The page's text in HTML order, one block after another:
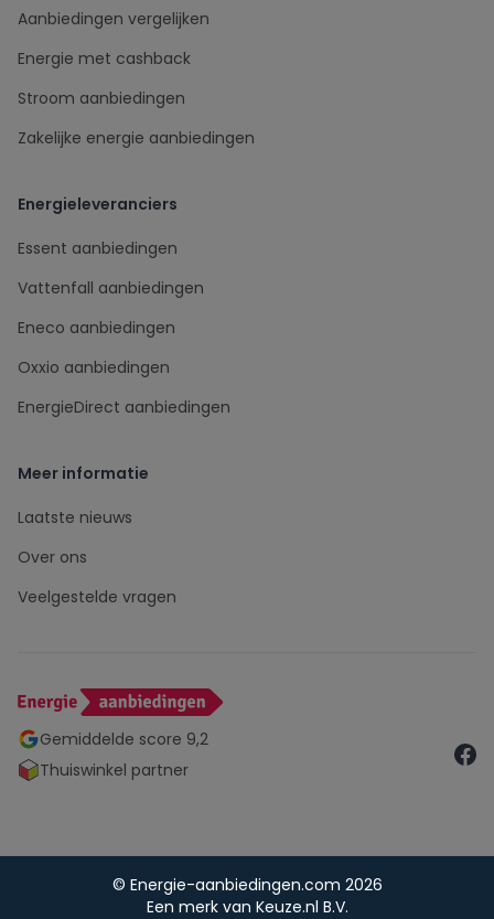
Gemiddelde score 9,2
Thuiswinkel partner
Aanbiedingen vergelijken
Energie met cashback
Stroom aanbiedingen
Zakelijke energie aanbiedingen
Energieleveranciers
Essent aanbiedingen
Vattenfall aanbiedingen
Eneco aanbiedingen
Oxxio aanbiedingen
EnergieDirect aanbiedingen
Meer informatie
Laatste nieuws
Over ons
Veelgestelde vragen
© Energie-aanbiedingen.com 2026
Een merk van Keuze.nl B.V.